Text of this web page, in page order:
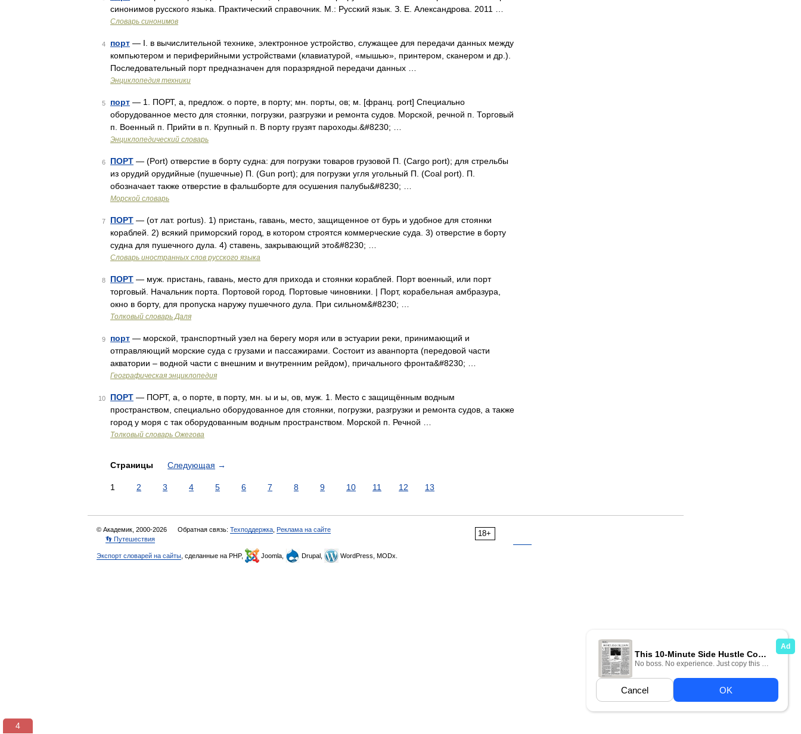
синонимов русского языка. Практический справочник. М.: Русский язык. З. Е. Александрова. 2011 …
Словарь синонимов
4 порт — I. в вычислительной технике, электронное устройство, служащее для передачи данных между
компьютером и периферийными устройствами (клавиатурой, «мышью», принтером, сканером и др.).
Последовательный порт предназначен для поразрядной передачи данных …
Энциклопедия техники
5 порт — 1. ПОРТ, а, предлож. о порте, в порту; мн. порты, ов; м. [франц. port] Специально
оборудованное место для стоянки, погрузки, разгрузки и ремонта судов. Морской, речной п. Торговый
п. Военный п. Прийти в п. Крупный п. В порту грузят пароходы.&#8230; …
Энциклопедический словарь
6 ПОРТ — (Port) отверстие в борту судна: для погрузки товаров грузовой П. (Cargo port); для стрельбы
из орудий орудийные (пушечные) П. (Gun port); для погрузки угля угольный П. (Coal port). П.
обозначает также отверстие в фальшборте для осушения палубы&#8230; …
Морской словарь
7 ПОРТ — (от лат. portus). 1) пристань, гавань, место, защищенное от бурь и удобное для стоянки
кораблей. 2) всякий приморский город, в котором строятся коммерческие суда. 3) отверстие в борту
судна для пушечного дула. 4) ставень, закрывающий это&#8230; …
Словарь иностранных слов русского языка
8 ПОРТ — муж. пристань, гавань, место для прихода и стоянки кораблей. Порт военный, или порт
торговый. Начальник порта. Портовой город. Портовые чиновники. | Порт, корабельная амбразура,
окно в борту, для пропуска наружу пушечного дула. При сильном&#8230; …
Толковый словарь Даля
9 порт — морской, транспортный узел на берегу моря или в эстуарии реки, принимающий и
отправляющий морские суда с грузами и пассажирами. Состоит из аванпорта (передовой части
акватории – водной части с внешним и внутренним рейдом), причального фронта&#8230; …
Географическая энциклопедия
10 ПОРТ — ПОРТ, а, о порте, в порту, мн. ы и ы, ов, муж. 1. Место с защищённым водным
пространством, специально оборудованное для стоянки, погрузки, разгрузки и ремонта судов, а также
город у моря с так оборудованным водным пространством. Морской п. Речной …
Толковый словарь Ожегова
Страницы Следующая →
1 2 3 4 5 6 7 8 9 10 11 12 13
18+
© Академик, 2000-2026 Обратная связь: Техподдержка Реклама на сайте
👣 Путешествия
Экспорт словарей на сайты , сделанные на PHP, Joomla, Drupal, WordPress, MODx.
3